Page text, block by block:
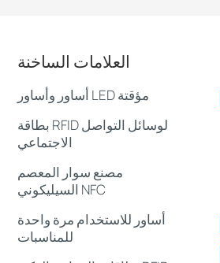
العلامات الساخنة
أساور وأساور LED مؤقتة
بطاقة RFID لوسائل التواصل
الاجتماعي
مصنع سوار المعصم
السيليكوني NFC
أساور للاستخدام مرة واحدة
للمناسبات